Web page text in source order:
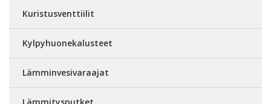
Kuristusventtiilit
Kylpyhuonekalusteet
Lämminvesivaraajat